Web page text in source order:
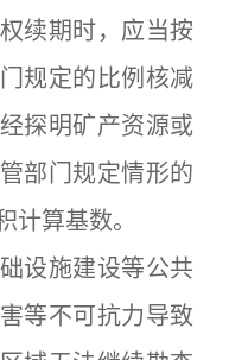
续期时，应当按
规定的比例核减
探明矿产资源或
部门规定情形的
计算基数。
施建设等公共
等不可抗力导致